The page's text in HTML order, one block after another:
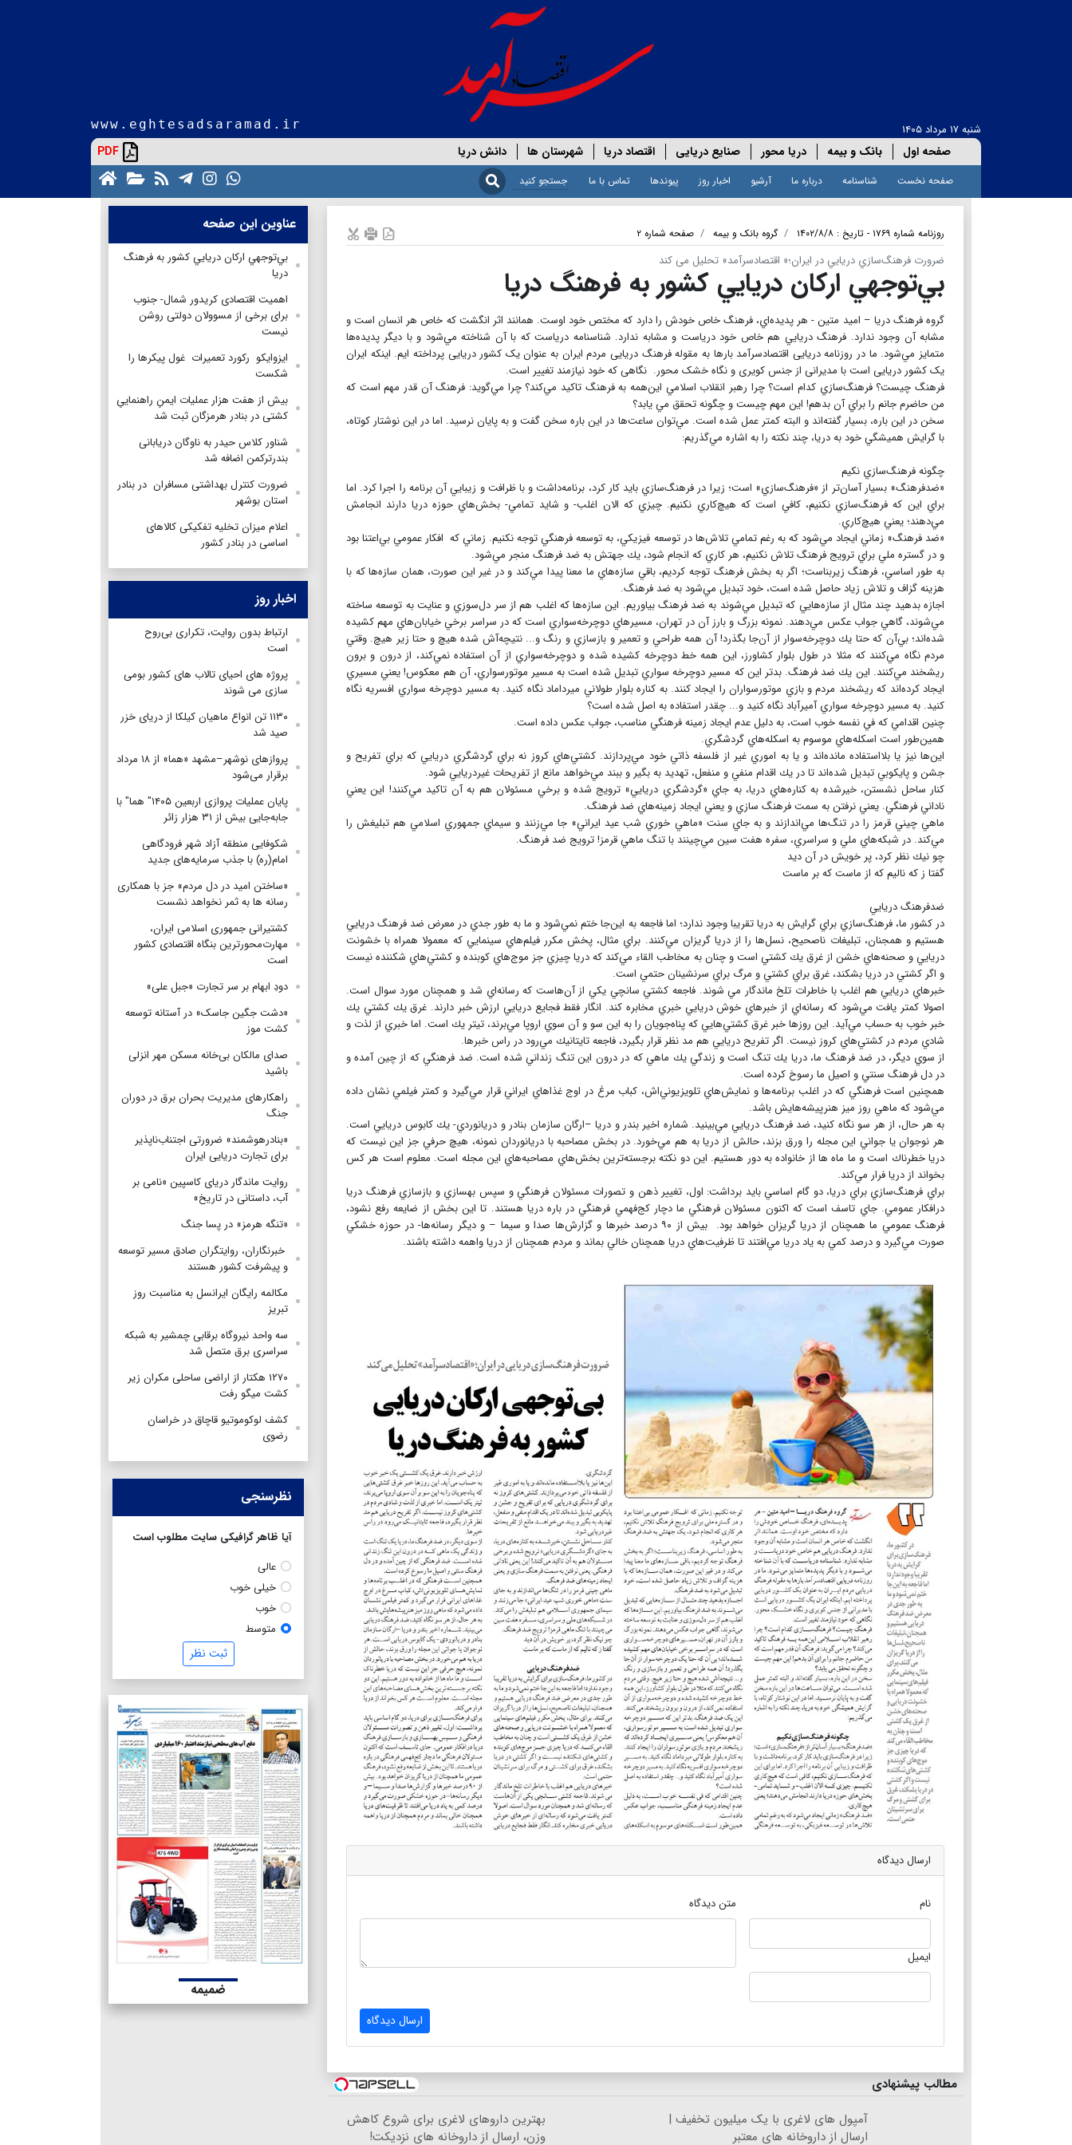
شنبه ۱۷ مرداد ۱۴۰۵ www.eghtesadsaramad.ir
صفحه اول بانک و بیمه دریا محور صنایع دریایی اقتصاد دریا شهرستان ها دانش دریا PDF
صفحه نخست شناسنامه درباره ما آرشیو اخبار روز پیوندها تماس با ما
روزنامه شماره ۱۷۶۹ - تاریخ : ۱۴۰۲/۸/۸ گروه بانک و بیمه صفحه شماره ۲
ضرورت فرهنگ‌سازي دريايي در ایران؛« اقتصادسرآمد» تحلیل می کند
بي‌توجهي اركان دريايي كشور به فرهنگ‌ دریا
گروه فرهنگ دریا – امید متین - هر پديده‌اي، فرهنگ خاص خودش را دارد كه مختص خود اوست. همانند اثر انگشت كه خاص هر انسان است و
مشابه آن وجود ندارد. فرهنگ دريايي هم خاص خود درياست و مشابه ندارد. شناسنامه درياست كه با آن شناخته مي‌شود و با ديگر پديده‌ها
متمايز مي‌شود. ما در روزنامه دریایی اقتصادسرآمد بارها به مقوله فرهنگ دریایی مردم ایران به عنوان یک کشور دریایی پرداخته ایم. اینکه ایران
یک کشور دریایی است با مدیرانی از جنس کویری و نگاه خشک محور. نگاهی که خود نیازمند تغییر است.
فرهنگ چيست؟ فرهنگ‌سازي كدام است؟ چرا رهبر انقلاب اسلامي اين‌همه به فرهنگ تاكيد مي‌كند؟ چرا مي‌گويد: فرهنگ آن قدر مهم است كه
من حاضرم جانم را براي آن بدهم! اين مهم چيست و چگونه تحقق مي يابد؟
سخن در اين باره، بسيار گفته‌اند و البته كمتر عمل شده است. مي‌توان ساعت‌ها در اين باره سخن گفت و به پايان نرسيد. اما در اين نوشتار كوتاه،
با گرايش هميشگي خود به دريا، چند نكته را به اشاره مي‌گذريم:
چگونه فرهنگ‌سازي نكيم
«ضدفرهنگ» بسيار آسان‌تر از «فرهنگ‌سازي» است؛ زيرا در فرهنگ‌سازي بايد كار كرد، برنامه‌داشت و با ظرافت و زيبايي آن برنامه را اجرا كرد. اما
براي اين كه فرهنگ‌سازي نكنيم، كافي است كه هيچ‌كاري نكنيم. چيزي كه الان اغلب- و شايد تمامي- بخش‌هاي حوزه دريا دارند انجامش
مي‌دهند؛ يعني هيچ‌كاري.
«ضد فرهنگ» زماني ايجاد مي‌شود كه به رغم تمامي تلاش‌ها در توسعه فيزيكي، به توسعه فرهنگي توجه نكنيم. زماني كه افكار عمومي بي‌اعتنا بود
و در گستره ملي براي ترويج فرهنگ تلاش نكنيم، هر كاري كه انجام شود، يك جهتش به ضد فرهنگ منجر مي‌شود.
به طور اساسي، فرهنگ زيربناست؛ اگر به بخش فرهنگ توجه كرديم، باقي سازه‌هاي ما معنا پيدا مي‌كند و در غير اين صورت، همان سازه‌ها كه با
هزينه گزاف و تلاش زياد حاصل شده است، خود تبديل مي‌شود به ضد فرهنگ.
اجازه بدهيد چند مثال از سازه‌هايي كه تبديل مي‌شوند به ضد فرهنگ بياوريم. اين سازه‌ها كه اغلب هم از سر دل‌سوزي و عنايت به توسعه ساخته
مي‌شوند، گاهي جواب عكس مي‌دهند. نمونه بزرگ و بارز آن در تهران، مسيرهاي دوچرخه‌سواري است كه در سراسر برخي خيابان‌هاي مهم كشيده
شده‌اند؛ بي‌آن كه حتا يك دوچرخه‌سوار از آن‌جا بگذرد! آن همه طراحي و تعمير و بازسازي و رنگ و... نتيچه‌آش شده هيچ و حتا زير هيچ. وقتي
مردم نگاه مي‌كنند كه مثلا در طول بلوار كشاورز، اين همه خط دوچرخه كشيده شده و دوچرخه‌سواري از آن‌ استفاده نمي‌كند، از درون و برون
ريشخند مي‌كنند. اين يك ضد فرهنگ. بدتر اين كه مسير دوچرخه سواري تبديل شده است به مسير موتورسواري، آن هم معكوس! يعني مسيري
ايجاد كرده‌اند كه ريشخند مردم و بازي موتورسواران را ايجاد كنند. به كناره بلوار طولاني ميرداماد نگاه كنيد. به مسير دوچرخه سواري افسريه نگاه
كنيد. به مسير دوچرخه سواري آميرآباد نگاه كنيد و... چقدر استفاده به اصل شده است؟
چنين اقدامي كه في نفسه خوب است، به دليل عدم ايجاد زمينه فرهنگي مناسب، جواب عكس داده است.
همين‌طور است اسكله‌هاي موسوم به اسكله‌هاي گردشگري.
اين‌ها نيز يا بلااستفاده مانده‌اند و يا به اموري غير از فلسفه ذاتي خود مي‌پردازند. كشتي‌هاي كروز نه براي گردشگري دريايي كه براي تفريح و
جشن و پايكوبي تبديل شده‌اند تا در يك اقدام منفي و منفعل، تهديد به بگير و ببند مي‌خواهد مانع از تفريحات غيردريايي شود.
كنار ساحل نشستن، خيرشده به كناره‌هاي دريا، به جاي «گردشگري دريايي» ترويج شده و برخي مسئولان هم به آن تاكيد مي‌كنند! اين يعني
ناداني فرهنگي. يعني نرفتن به سمت فرهنگ سازي و يعني ايجاد زمينه‌هاي ضد فرهنگ.
ماهي چيني قرمز را در تنگ‌ها مي‌اندازند و به جاي سنت «ماهي خوري شب عيد ايراني» جا مي‌زنند و سيماي جمهوري اسلامي هم تبليغش را
مي‌كند. در شبكه‌هاي ملي و سراسري، سفره هفت سين مي‌چينند با تنگ ماهي قرمز! ترويج ضد فرهنگ.
چو نيك نظر كرد، پر خويش در‌ آن ديد
گفتا ز كه ناليم كه از ماست كه بر ماست
ضدفرهنگ دريايي
در كشور ما، فرهنگ‌سازي براي گرايش به دريا تقريبا وجود ندارد؛ اما فاجعه به اين‌جا ختم نمي‌شود و ما به طور جدي در معرض ضد فرهنگ دريايي
هستيم و همجنان، تبليغات ناصحيح، نسل‌ها را از دريا گريزان مي‌كنند. براي مثال، پخش مكرر فيلم‌هاي سينمايي كه معمولا همراه با خشونت
دريايي و صحنه‌هاي خشن از غرق يك كشتي است و چنان به مخاطب القاء مي‌كند كه دريا چيزي جز موج‌هاي كوبنده و كشتي‌هاي شكننده نيست
و اگر كشتي در دريا بشكند، غرق براي كشتي و مرگ براي سرنشينان حتمي است.
خبرهاي دريايي هم اغلب با خاطرات تلخ ماندگار مي شوند. فاجعه كشتي سانچي يكي از آن‌هاست كه رسانه‌اي شد و همچنان مورد سوال است.
اصولا كمتر يافت مي‌شود كه رسانه‌اي از خبرهاي خوش دريايي خبري مخابره كند. انگار فقط فجايع دريايي ارزش خبر دارند. غرق يك كشتي يك
خبر خوب به حساب مي‌آيد. اين روزها خبر غرق كشتي‌هايي كه پناه‌جويان را به اين سو و آن سوي اروپا مي‌برند، تيتر يك است. اما خبري از لذت و
شادي مردم در كشتي‌هاي كروز نيست. اگر تفريح دريايي هم مد نظر قرار بگيرد، فاجعه تايتانيك مي‌رود در راس خبرها.
از سوي ديگر، در ضد فرهنگ ما، دريا يك تنگ است و زندگي يك ماهي كه در درون اين تنگ زنداني شده است. ضد فرهنگي كه از چين آمده و
در دل فرهنگ سنتي و اصيل ما رسوخ كرده است.
همچنين است فرهنگي كه در اغلب برنامه‌ها و نمايش‌هاي تلويزيوني‌اش، كباب مرغ در اوج غذاهاي ايراني قرار مي‌گيرد و كمتر فيلمي نشان داده
مي‌شود كه ماهي روز ميز هنرپيشه‌هايش باشد.
به هر حال، از هر سو نگاه كنيد، ضد فرهنگ دريايي مي‌بينيد. شماره اخير بندر و دريا –ارگان سازمان بنادر و دريانوردي- يك كابوس دريايي است.
هر نوجوان يا جواني اين مجله را ورق بزند، حالش از دريا به هم مي‌خورد. در بخش مصاحبه با دريانوردان نمونه، هيچ حرفي جز اين نيست كه
دريا خطرناك است و ما ماه ‌ها از خانواده به دور هستيم. اين دو نكته برجسته‌ترين بخش‌هاي مصاحبه‌هاي اين مجله است. معلوم است هر كس
بخواند از دريا فرار مي‌كند.
براي فرهنگ‌سازي براي دريا، دو گام اساسي بايد برداشت: اول، تغيير ذهن و تصورات مسئولان فرهنگي و سپس بهسازي و بازسازي فرهنگ دريا
درافكار عمومي. جاي تاسف است كه اكنون مسئولان فرهنگي ما دچار كج‌فهمي فرهنگي در باره دريا هستند. تا اين بخش از ضايعه رفع نشود،
فرهنگ عمومي ما همچنان از دريا گريزان خواهد بود. بيش از ۹۰ درصد خبرها و گزارش‌ها صدا و سيما – و ديگر رسانه‌ها- در حوزه خشكي
صورت مي‌گيرد و درصد كمي به ياد دريا مي‌افتند تا ظرفيت‌هاي دريا همچنان خالي بماند و مردم همچنان از دريا واهمه داشته باشند.
ارسال دیدگاه
نام
ایمیل
متن دیدگاه
ارسال دیدگاه
مطالب پیشنهادی
آمپول های لاغری با یک میلیون تخفیف |
ارسال از داروخانه های معتبر
بهترین داروهای لاغری برای شروع کاهش
وزن، ارسال از داروخانه های نزدیکت!
عناوین این صفحه
بي‌توجهي اركان دريايي كشور به فرهنگ‌
دریا
اهمیت اقتصادی کریدور شمال- جنوب
برای برخی از مسوولان دولتی روشن
نیست
ایزوایکو رکورد تعمیرات غول پیکرها را
شکست
بیش از هفت هزار عملیات ایمنِ راهنماییِ
کشتی‌ در بنادر هرمزگان ثبت شد
شناور کلاس حیدر به ناوگان دریابانی
بندرترکمن اضافه شد
ضرورت کنترل بهداشتی مسافران در بنادر
استان بوشهر
اعلام میزان تخلیه تفکیکی کالاهای
اساسی در بنادر کشور
اخبار روز
ارتباط بدون روایت، تکراری بی‌روح
است
پروژه های احیای تالاب های کشور بومی
سازی می شوند
۱۱۳۰ تن انواع ماهیان کیلکا از دریای خزر
صید شد
پروازهای نوشهر–مشهد «هما» از ۱۸ مرداد
برقرار می‌شود
پایان عملیات پروازی اربعین ۱۴۰۵" هما" با
جابه‌جایی بیش از ۳۱ هزار زائر
شکوفایی منطقه آزاد شهر فرودگاهی
امام(ره) با جذب سرمایه‌های جدید
«ساختن امید در دل مردم» جز با همکاری
رسانه ها به ثمر نخواهد نشست
کشتیرانی جمهوری اسلامی ایران،
مهارت‌محورترین بنگاه اقتصادی کشور
است
دودِ ابهام بر سر تجارت «جبل علی»
«دشت جگین جاسک» در آستانه توسعه
کشت موز
صدای مالکان بی‌خانه مسکن مهر انزلی
باشید
راهکارهای مدیریت بحران برق در دوران
جنگ
«بنادرهوشمند» ضرورتی اجتناب‌ناپذیر
برای تجارت دریایی ایران
روایت ماندگار دریای کاسپین «نامی بر
آب، داستانی در تاریخ»
«تنگه هرمز» در پسا جنگ
‌ خبرنگاران، روایتگران صادق مسیر توسعه
و پیشرفت کشور هستند
مکالمه رایگان ایرانسل به مناسبت روز
تبریز
سه واحد نیروگاه برقابی چمشیر به شبکه
سراسری برق متصل شد
۱۲۷۰ هکتار از اراضی ساحلی مکران زیر
کشت میگو رفت
کشف لوکوموتیو قاچاق در خراسان
رضوی
نظرسنجی
آیا ظاهر گرافیکی سایت مطلوب است
عالی
خیلی خوب
خوب
متوسط
ثبت نظر
ضمیمه